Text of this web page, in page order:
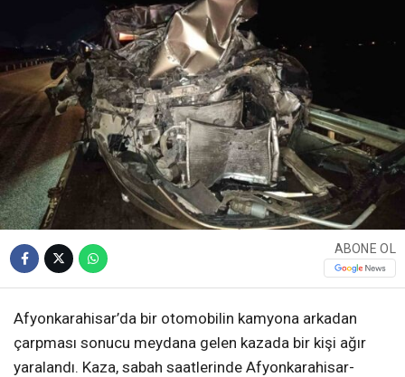
ABONE OL
Afyonkarahisar’da bir otomobilin kamyona arkadan
çarpması sonucu meydana gelen kazada bir kişi ağır
yaralandı. Kaza, sabah saatlerinde Afyonkarahisar-